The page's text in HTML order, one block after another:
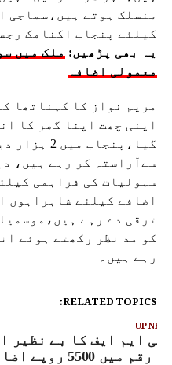
منسلک ہوتے ہیں،سماجی
کیلئے پنجاب اکنامک
یہ بھی پڑھیں: ملک میں
معمولی اضافہ
مریم نواز کا کہناتھا
اپنی چھت اپنا گھر کا
سےآراستہ کر رہے ہیں،
سہولیات کی فراہمی
اضافے کیلئے شاہراہوں
ترقی دے رہے
کو مد نظر رکھتے ہوئے
رہے ہیں۔
RELATED TOPICS:
UP
ایم ایف کا بے نظیر
رقم میں 5500 روپے اضافےکا مطالبہ